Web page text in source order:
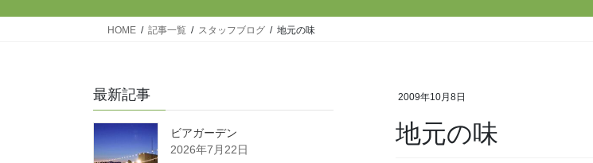
HOME 記事一覧 スタッフブログ 地元の味
2009年10月8日
地元の味
最新記事
ビアガーデン
2026年7月22日